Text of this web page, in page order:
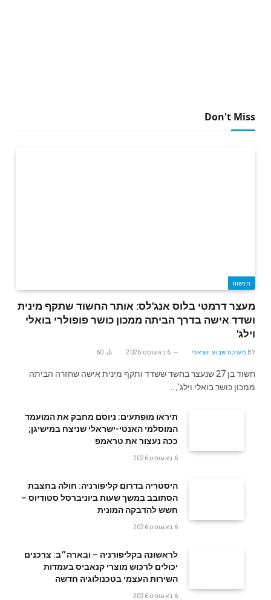
Don't Miss
חדשות
מעצר דרמטי בלוס אנג'לס: אותר החשוד שתקף מינית
ושדד אישה בדרך הביתה ממכון כושר פופולרי בואלי
וילג'
BY מערכת שבוע ישראלי 6 באוגוסט 2026 60
חשוד בן 27 שנעצר בחשד ששדד ותקף מינית אישה שחזרה הביתה
ממכון כושר בואלי וילג',…
תיראו מופתעים: ניוסם מחבק את המועמד
המוסלמי האנטי-ישראלי שניצח במישיגן;
ככה נעצור את טראמפ
6 באוגוסט 2026
היסטריה בדרום קליפורניה: חולה בחצבת
הסתובב במשך שעות ביוניברסל סטודיוס –
חשש להדבקה המונית
6 באוגוסט 2026
לראשונה בקליפורניה – ובארה״ב: צרכנים
יכולים לרכוש מוצרי קנאביס בעמדות
השירות העצמי בטכנולוגיה חדשה
6 באוגוסט 2026